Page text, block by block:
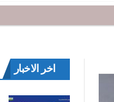
اخر الاخبار